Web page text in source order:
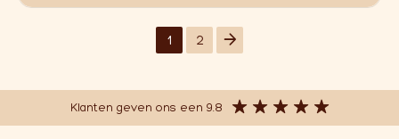
1 2
Klanten geven ons een 9.8